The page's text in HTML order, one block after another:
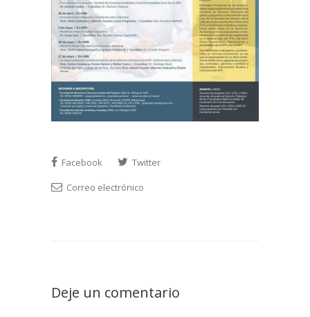
Facebook
Twitter
Correo electrónico
Deje un comentario